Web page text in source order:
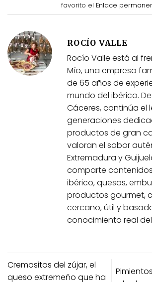
favorito el Enlace
ROCÍO VALLE
Rocío Valle está al
Mío, una empresa
de 65 años de
mundo del ibérico.
Cáceres, continúa el
generaciones
productos de gran
valoran el sabor
Extremadura y
comparte
ibérico, quesos,
productos gourmet,
cercano, útil y
conocimiento real
Cremositos del zújar, el
queso extremeño que ha